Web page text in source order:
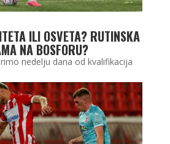
ILI OSVETA? RUTINSKA
NA BOSFORU?
nedelju dana od kvalifikacija